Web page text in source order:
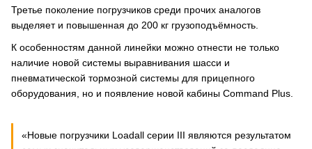
Третье поколение погрузчиков среди прочих аналогов
выделяет и повышенная до 200 кг грузоподъёмность.
К особенностям данной линейки можно отнести не только
наличие новой системы выравнивания шасси и
пневматической тормозной системы для прицепного
оборудования, но и появление новой кабины Command Plus.
«Новые погрузчики Loadall серии III являются результатом